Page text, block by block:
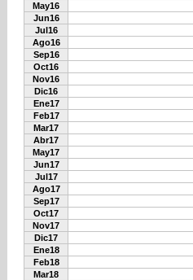
May16
Jun16
Jul16
Ago16
Sep16
Oct16
Nov16
Dic16
Ene17
Feb17
Mar17
Abr17
May17
Jun17
Jul17
Ago17
Sep17
Oct17
Nov17
Dic17
Ene18
Feb18
Mar18